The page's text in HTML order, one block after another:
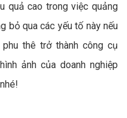
quả cao trong việc quảng
bỏ qua các yếu tố này nếu
thê trở thành công cụ
ảnh của doanh nghiệp